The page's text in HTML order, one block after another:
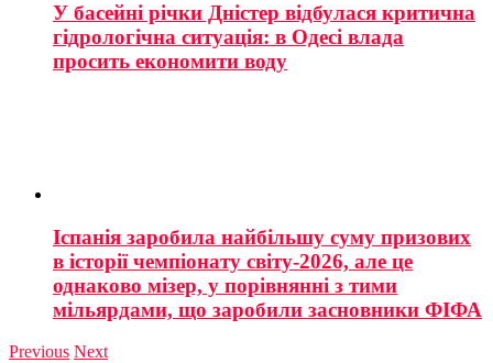
У басейні річки Дністер відбулася критична
гідрологічна ситуація: в Одесі влада
просить економити воду
Іспанія заробила найбільшу суму призових
в історії чемпіонату світу-2026, але це
однаково мізер, у порівнянні з тими
мільярдами, що заробили засновники ФІФА
Previous Next